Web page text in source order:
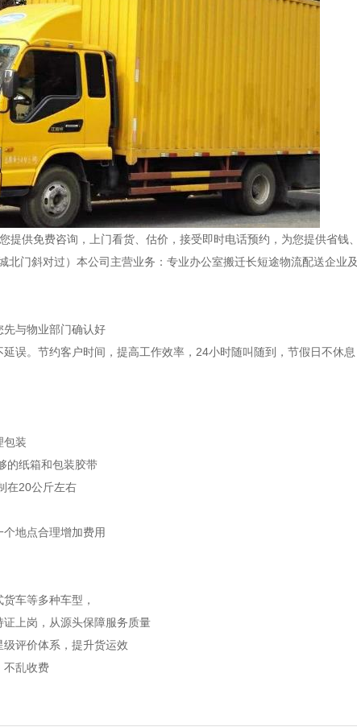
提供免费咨询，上门看货、估价，接受即时电话预约，为您提供省钱
门斜对过）本公司主营业务：专业办公室搬迁长短途物流配送企业
与物业部门确认好
误。节约客户时间，提高工作效率，24小时随叫随到，节假日不休
包装
的纸箱和包装胶带
在20公斤左右
地点合理增加费用
车等多种车型，
上岗，从源头保障服务质量
评价体系，提升货运效
不乱收费